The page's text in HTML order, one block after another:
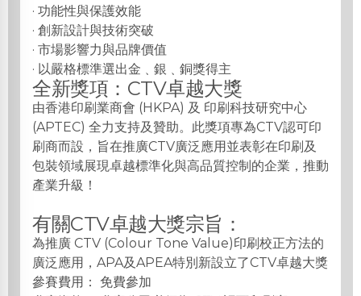
· 功能性與保護效能
· 創新設計與技術突破
· 市場影響力與品牌價值
· 以嚴格標準選出金﹑銀﹑銅獎得主
全新獎項：CTV卓越大獎
由香港印刷業商會 (HKPA) 及 印刷科技研究中心
(APTEC) 全力支持及贊助。此獎項專為CTV認可印
刷商而設，旨在推廣CTV廣泛應用並表彰在印刷及
包裝領域展現卓越標準化與高品質控制的企業，推動
產業升級！
有關CTV卓越大獎宗旨：
為推廣 CTV (Colour Tone Value)印刷校正方法的
廣泛應用，APA及APEA特別新設立了CTV卓越大獎
參賽費用： 免費參加